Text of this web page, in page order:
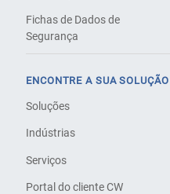
Fichas de Dados de
Segurança
ENCONTRE A SUA SOLUÇÃO
Soluções
Indústrias
Serviços
Portal do cliente CW